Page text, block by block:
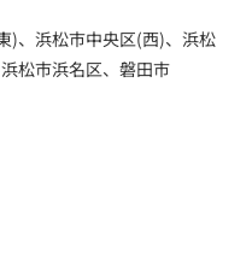
)、浜松市中央区(西)、浜松
松市浜名区、磐田市